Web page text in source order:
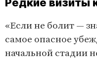
«Если не болит —
самое опасное
начальной стадии